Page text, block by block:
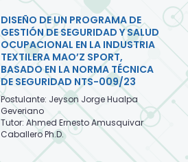
DISEÑO DE UN PROGRAMA DE
GESTIÓN DE SEGURIDAD Y SALUD
OCUPACIONAL EN LA INDUSTRIA
TEXTILERA MAO’Z SPORT,
BASADO EN LA NORMA TÉCNICA
DE SEGURIDAD NTS-009/23
Postulante: Jeyson Jorge Hualpa
Geveriano
Tutor: Ahmed Ernesto Amusquivar
Caballero Ph.D.